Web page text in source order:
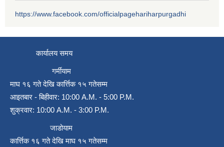
https://www.facebook.com/officialpagehariharpurgadhi
कार्यालय समय
गर्मीयाम
माघ १६ गते देखि कार्त्तिक १५ गतेसम्म
आइतबार - बिहीवार: 10:00 A.M. - 5:00 P.M.
शुक्रवार: 10:00 A.M. - 3:00 P.M.
जाडोयाम
कार्त्तिक १६ गते देखि माघ १५ गतेसम्म